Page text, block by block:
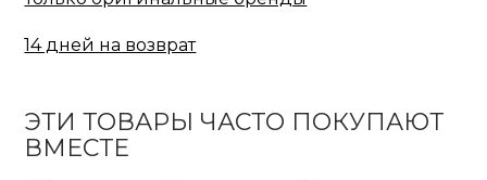
14 дней на возврат
ЭТИ ТОВАРЫ ЧАСТО ПОКУПАЮТ
ВМЕСТЕ